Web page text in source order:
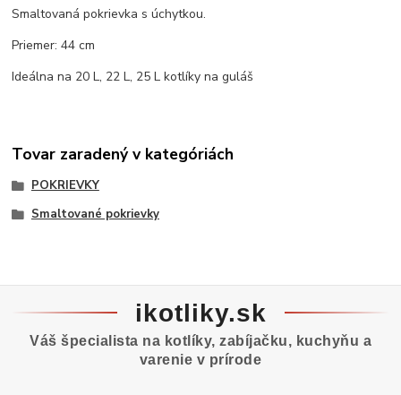
Smaltovaná pokrievka s úchytkou.
Priemer: 44 cm
Ideálna na 20 L, 22 L, 25 L kotlíky na guláš
Tovar zaradený v kategóriách
POKRIEVKY
Smaltované pokrievky
ikotliky.sk
Váš špecialista na kotlíky, zabíjačku, kuchyňu a
varenie v prírode